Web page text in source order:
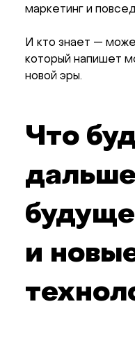
маркетинг и
И кто знает —
который напишет
новой эры.
Что
и